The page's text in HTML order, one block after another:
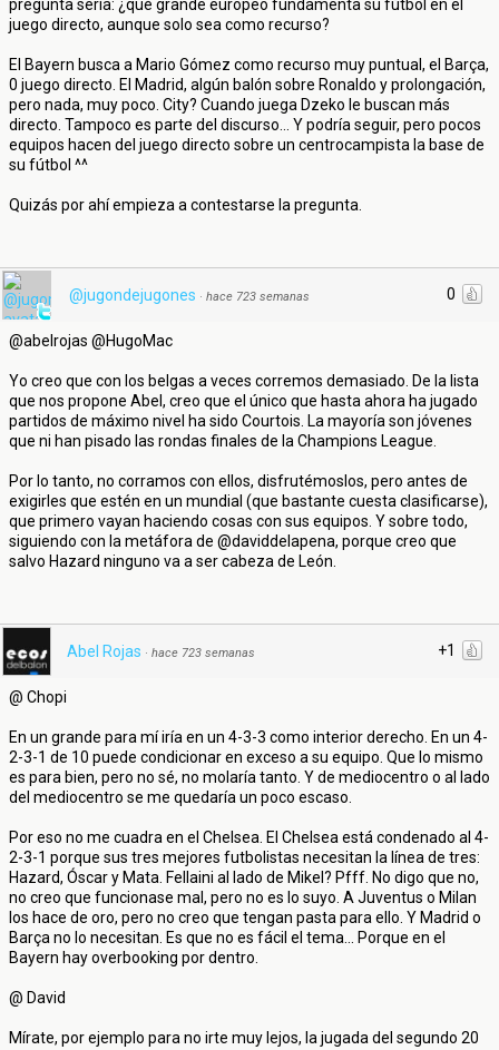
pregunta sería: ¿qué grande europeo fundamenta su fútbol en el
juego directo, aunque solo sea como recurso?
El Bayern busca a Mario Gómez como recurso muy puntual, el Barça,
0 juego directo. El Madrid, algún balón sobre Ronaldo y prolongación,
pero nada, muy poco. City? Cuando juega Dzeko le buscan más
directo. Tampoco es parte del discurso... Y podría seguir, pero pocos
equipos hacen del juego directo sobre un centrocampista la base de
su fútbol ^^
Quizás por ahí empieza a contestarse la pregunta.
0
@jugondejugones · hace 723 semanas
@abelrojas @HugoMac
Yo creo que con los belgas a veces corremos demasiado. De la lista
que nos propone Abel, creo que el único que hasta ahora ha jugado
partidos de máximo nivel ha sido Courtois. La mayoría son jóvenes
que ni han pisado las rondas finales de la Champions League.
Por lo tanto, no corramos con ellos, disfrutémoslos, pero antes de
exigirles que estén en un mundial (que bastante cuesta clasificarse),
que primero vayan haciendo cosas con sus equipos. Y sobre todo,
siguiendo con la metáfora de @daviddelapena, porque creo que
salvo Hazard ninguno va a ser cabeza de León.
+1
Abel Rojas · hace 723 semanas
@ Chopi
En un grande para mí iría en un 4-3-3 como interior derecho. En un 4-
2-3-1 de 10 puede condicionar en exceso a su equipo. Que lo mismo
es para bien, pero no sé, no molaría tanto. Y de mediocentro o al lado
del mediocentro se me quedaría un poco escaso.
Por eso no me cuadra en el Chelsea. El Chelsea está condenado al 4-
2-3-1 porque sus tres mejores futbolistas necesitan la línea de tres:
Hazard, Óscar y Mata. Fellaini al lado de Mikel? Pfff. No digo que no,
no creo que funcionase mal, pero no es lo suyo. A Juventus o Milan
los hace de oro, pero no creo que tengan pasta para ello. Y Madrid o
Barça no lo necesitan. Es que no es fácil el tema... Porque en el
Bayern hay overbooking por dentro.
@ David
Mírate, por ejemplo para no irte muy lejos, la jugada del segundo 20